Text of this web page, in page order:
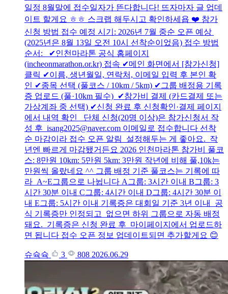
일정 8월말에 접수일자가 뜬다합니다! 뜨자마자 글 업데
이트 할게요 ㅎㅎ 스크랩 해두시고 확인하세욥 ❤️ 참가
신청 방법 접수 예정 시기: 2026년 7월 중순 오픈 예상
(2025년은 8월 13일 오전 10시 선착순이었음) 접수 방법
순서: ✔인천마라톤 공식 홈페이지
(incheonmarathon.or.kr) 접속 ✔메인 화면에서 [참가신청]
클릭 ✔이름, 생년월일, 연락처, 이메일 입력 후 본인 확
인 ✔종목 선택 (풀코스 / 10km / 5km) ✔그룹 배정용 기록
증 업로드 (풀·10km 필수) ✔참가비 결제 (카드결제 또는
가상계좌 중 선택) ✔신청 완료 후 신청확인·결제 페이지
에서 내역 확인 단체 신청(20명 이상)은 참가신청서 작
성 후 isang2025@naver.com 이메일로 접수합니다 선착
순 마감이라 접수 오픈 알림 설정해두는 게 좋아요. 작
년엔 빠르게 마감됐거든요 2026 인천마라톤 참가비 풀코
스: 8만원 10km: 5만원 5km: 3만원 작년에 비해 풀,10k는
만원씩 올랐네요 ^^ 그룹 배정 기준 풀코스는 기록에 따
라 A~E그룹으로 나뉩니다 A그룹: 3시간 이내 B그룹: 3
시간 30분 이내 C그룹: 4시간 이내 D그룹: 4시간 30분 이
내 E그룹: 5시간 이내 기록증은 대회일 기준 3년 이내 공
식 기록증만 인정되고 없으면 하위 그룹으로 자동 배정
돼요. 기록증은 신청 완료 후 마이페이지에서 업로드하
면 됩니다 접수 오픈 정보 업데이트되면 추가할게요 😊
슈슉슉 3 808 2026.06.29